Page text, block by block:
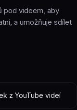
pod videem, aby
a umožňuje sdílet
z YouTube videí